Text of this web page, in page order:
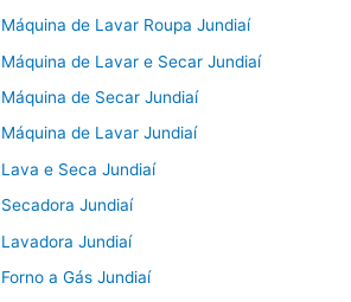
de Lavar Roupa Jundiaí
de Lavar e Secar Jundiaí
de Secar Jundiaí
de Lavar Jundiaí
e Seca Jundiaí
Jundiaí
Jundiaí
a Gás Jundiaí